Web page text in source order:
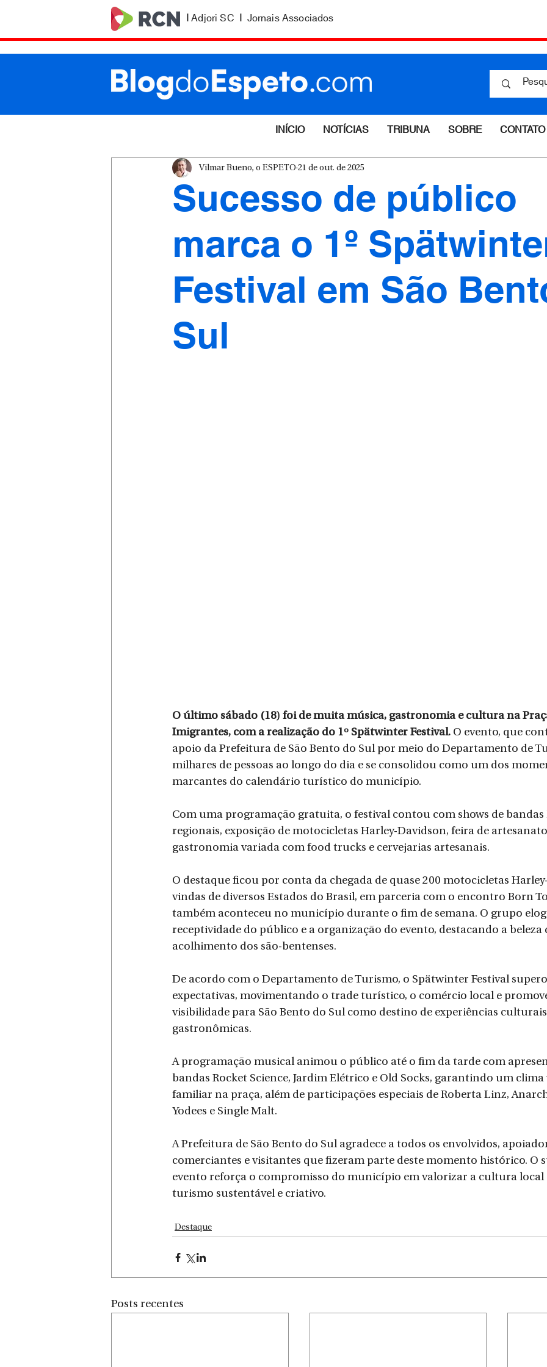
|Adjori SC | Jornais Associados
INÍCIO NOTÍCIAS TRIBUNA SOBRE CONTATO
Sucesso de público
marca o 1º
Festival em São
Sul
Vilmar Bueno, o ESPETO 21 de out. de 2025
O último sábado (18) foi de muita música, gastronomia e cultura na
Imigrantes, com a realização do 1º Spätwinter Festival. O evento, que
apoio da Prefeitura de São Bento do Sul por meio do Departamento de
milhares de pessoas ao longo do dia e se consolidou como um dos
marcantes do calendário turístico do município.
Com uma programação gratuita, o festival contou com shows de bandas
regionais, exposição de motocicletas Harley-Davidson, feira de
gastronomia variada com food trucks e cervejarias artesanais.
O destaque ficou por conta da chegada de quase 200 motocicletas
vindas de diversos Estados do Brasil, em parceria com o encontro Born
também aconteceu no município durante o fim de semana. O grupo
receptividade do público e a organização do evento, destacando a beleza
acolhimento dos são-bentenses.
De acordo com o Departamento de Turismo, o Spätwinter Festival
expectativas, movimentando o trade turístico, o comércio local e
visibilidade para São Bento do Sul como destino de experiências
gastronômicas.
A programação musical animou o público até o fim da tarde com
bandas Rocket Science, Jardim Elétrico e Old Socks, garantindo um
familiar na praça, além de participações especiais de Roberta Linz,
Yodees e Single Malt.
A Prefeitura de São Bento do Sul agradece a todos os envolvidos,
comerciantes e visitantes que fizeram parte deste momento histórico. O
evento reforça o compromisso do município em valorizar a cultura
turismo sustentável e criativo.
Destaque
Posts recentes